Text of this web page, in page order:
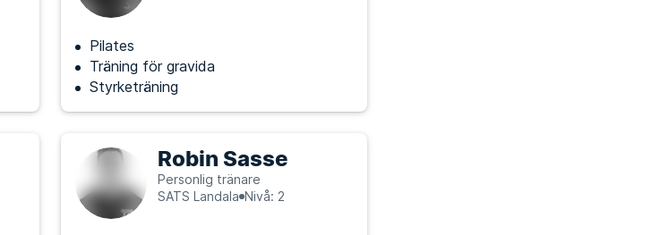
Pilates
Träning för gravida
Styrketräning
Robin Sasse
Personlig tränare
SATS Landala Nivå: 2